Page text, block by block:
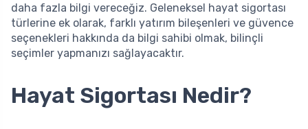
daha fazla bilgi vereceğiz. Geleneksel hayat sigortası
türlerine ek olarak, farklı yatırım bileşenleri ve güvence
seçenekleri hakkında da bilgi sahibi olmak, bilinçli
seçimler yapmanızı sağlayacaktır.
Hayat Sigortası Nedir?